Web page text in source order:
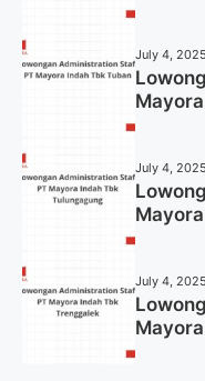
July 4, 2025
July 4, 2025
July 4, 2025